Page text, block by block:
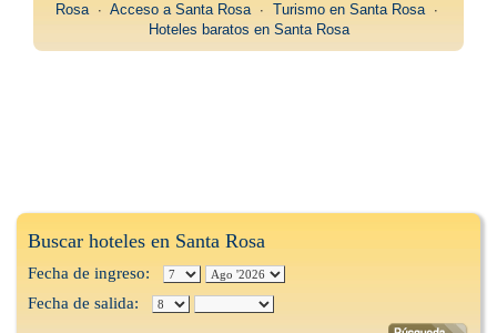
Rosa∙ Acceso a Santa Rosa∙ Turismo en Santa Rosa∙
Hoteles baratos en Santa Rosa
Buscar hoteles en Santa Rosa
Fecha de ingreso:
Fecha de salida: